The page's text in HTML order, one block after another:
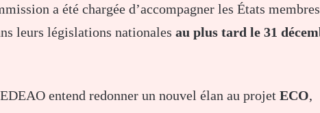
a été chargée d’accompagner les États
leurs législations nationales au plus tard le 31
entend redonner un nouvel élan au projet ECO,